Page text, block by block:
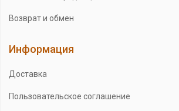
Возврат и обмен
Информация
Доставка
Пользовательское соглашение